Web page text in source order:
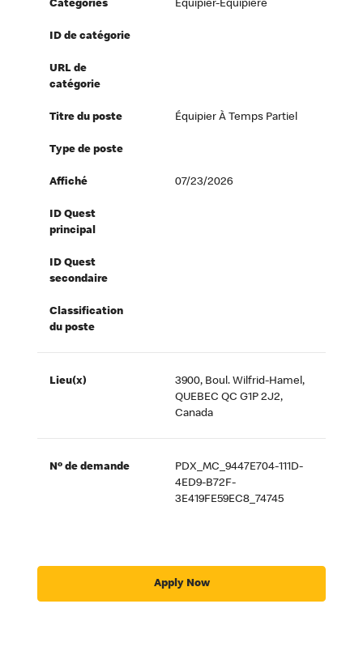
Catégories Équipier-Équipière
ID de catégorie
URL de
catégorie
Titre du poste Équipier À Temps Partiel
Type de poste
Affiché 07/23/2026
ID Quest
principal
ID Quest
secondaire
Classification
du poste
Lieu(x)
3900, Boul. Wilfrid-Hamel,
QUEBEC QC G1P 2J2,
Canada
Nº de demande
PDX_MC_9447E704-111D-
4ED9-B72F-
3E419FE59EC8_74745
Apply Now